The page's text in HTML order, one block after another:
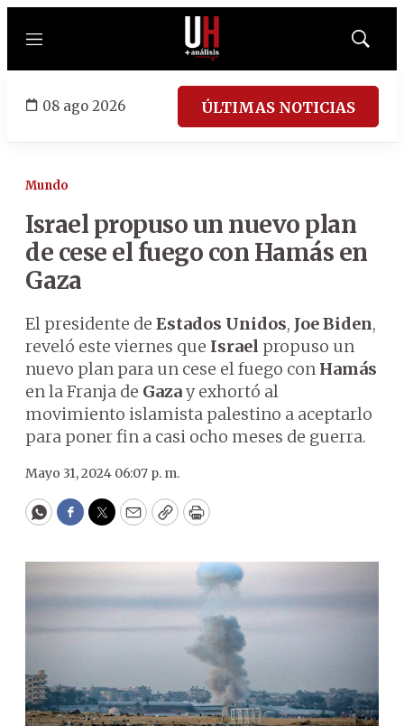
Menú
Mostrar
08 ago 2026 ÚLTIMAS NOTICIAS
Mundo
Israel propuso un nuevo plan
de cese el fuego con Hamás en
Gaza
El presidente de Estados Unidos, Joe Biden,
reveló este viernes que Israel propuso un
nuevo plan para un cese el fuego con Hamás
en la Franja de Gazay exhortó al
movimiento islamista palestino a aceptarlo
para poner fin a casi ocho meses de guerra.
Mayo 31, 2024 06:07 p. m.
WhatsApp
Facebook
Twitter
EmailCopyPrint